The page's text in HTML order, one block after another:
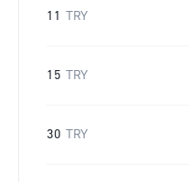
11 TRY
15 TRY
30 TRY